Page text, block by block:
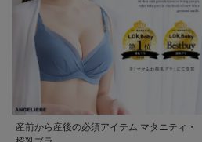
産前から産後の必須アイテム マタニティ・